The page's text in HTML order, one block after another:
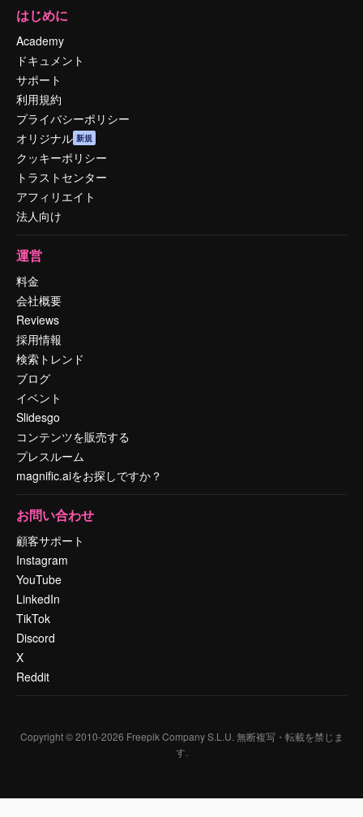
はじめに
Academy
ドキュメント
サポート
利用規約
プライバシーポリシー
オリジナル 新規
クッキーポリシー
トラストセンター
アフィリエイト
法人向け
運営
料金
会社概要
Reviews
採用情報
検索トレンド
ブログ
イベント
Slidesgo
コンテンツを販売する
プレスルーム
magnific.aiをお探しですか？
お問い合わせ
顧客サポート
Instagram
YouTube
LinkedIn
TikTok
Discord
X
Reddit
Copyright © 2010-2026 Freepik Company S.L.U. 無断複写・転載を禁じま
す.